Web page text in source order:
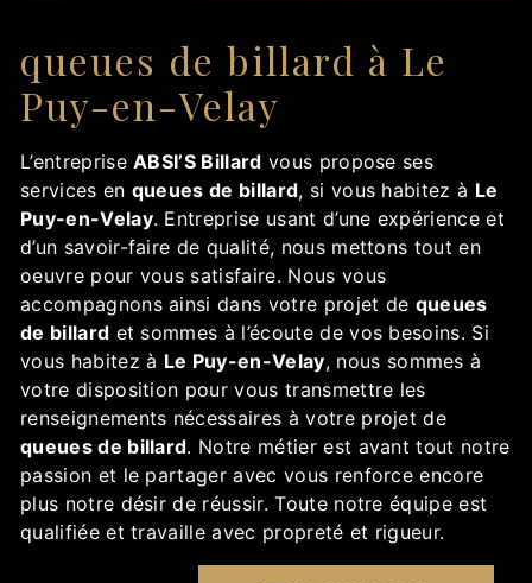
queues de billard à Le
Puy-en-Velay
L’entrepriseABSI’S Billard vous propose ses
services en queues de billard, si vous habitez à Le
Puy-en-Velay. Entreprise usant d’une expérience et
d’un savoir-faire de qualité, nous mettons tout en
oeuvre pour vous satisfaire. Nous vous
accompagnons ainsi dans votre projet de queues
de billard et sommes à l’écoute de vos besoins. Si
vous habitez à Le Puy-en-Velay, nous sommes à
votre disposition pour vous transmettre les
renseignements nécessaires à votre projet de
queues de billard. Notre métier est avant tout notre
passion et le partager avec vous renforce encore
plus notre désir de réussir. Toute notre équipe est
qualifiée et travaille avec propreté et rigueur.